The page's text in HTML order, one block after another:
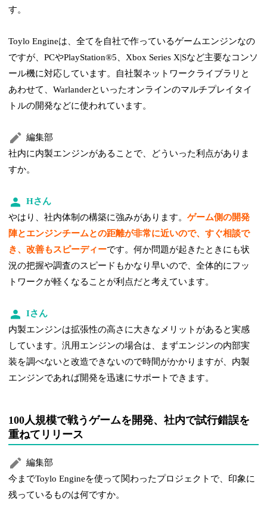
す。
Toylo Engineは、全てを自社で作っているゲームエンジンなの
ですが、PCやPlayStation®5、Xbox Series X|Sなど主要なコンソ
ール機に対応しています。自社製ネットワークライブラリと
あわせて、Warlanderといったオンラインのマルチプレイタイ
トルの開発などに使われています。
編集部
社内に内製エンジンがあることで、どういった利点がありま
すか。
Hさん
やはり、社内体制の構築に強みがあります。ゲーム側の開発
陣とエンジンチームとの距離が非常に近いので、すぐ相談で
き、改善もスピーディーです。何か問題が起きたときにも状
況の把握や調査のスピードもかなり早いので、全体的にフッ
トワークが軽くなることが利点だと考えています。
Iさん
内製エンジンは拡張性の高さに大きなメリットがあると実感
しています。汎用エンジンの場合は、まずエンジンの内部実
装を調べないと改造できないので時間がかかりますが、内製
エンジンであれば開発を迅速にサポートできます。
100人規模で戦うゲームを開発、社内で試行錯誤を
重ねてリリース
編集部
今までToylo Engineを使って関わったプロジェクトで、印象に
残っているものは何ですか。